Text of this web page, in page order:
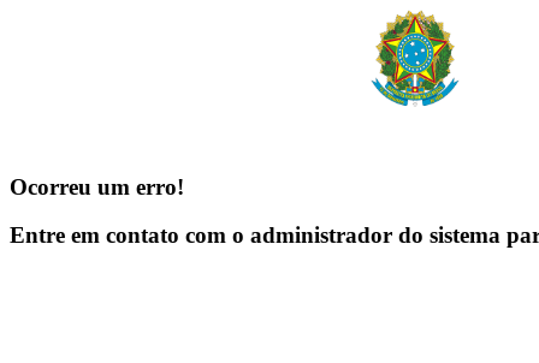
Ocorreu um erro!
Entre em contato com o administrador do sistema